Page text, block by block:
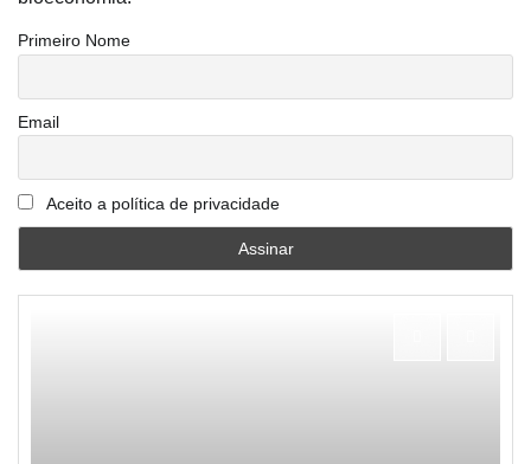
Primeiro Nome
Email
Aceito a política de privacidade